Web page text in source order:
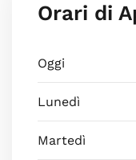
Orari di
Oggi
Lunedì
Martedì